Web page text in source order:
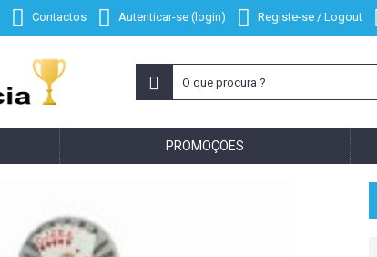
Contactos Autenticar-se (login) Registe-se / Logout
PROMOÇÕES